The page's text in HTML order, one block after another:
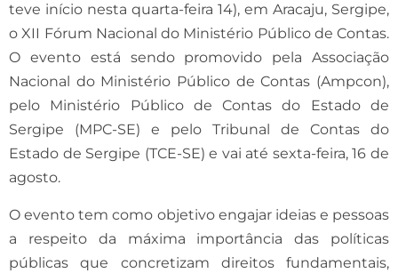
teve início nesta quarta-feira 14), em Aracaju, Sergipe,
o XII Fórum Nacional do Ministério Público de Contas.
O evento está sendo promovido pela Associação
Nacional do Ministério Público de Contas (Ampcon),
pelo Ministério Público de Contas do Estado de
Sergipe (MPC-SE) e pelo Tribunal de Contas do
Estado de Sergipe (TCE-SE) e vai até sexta-feira, 16 de
agosto.
O evento tem como objetivo engajar ideias e pessoas
a respeito da máxima importância das políticas
públicas que concretizam direitos fundamentais,